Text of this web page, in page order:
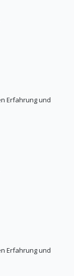
Erfahrung und
Erfahrung und